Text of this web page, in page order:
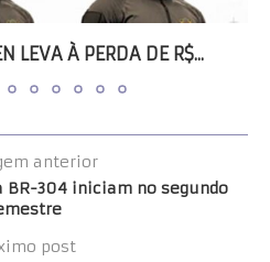
LEVA À PERDA DE R$...
anterior
BR-304 iniciam no segundo
post